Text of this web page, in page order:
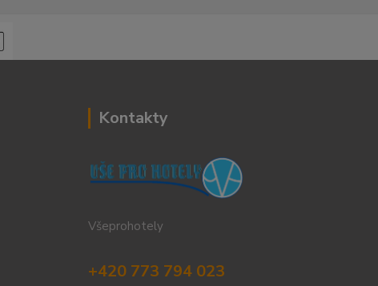
Kontakty
Všeprohotely
+420 773 794 023